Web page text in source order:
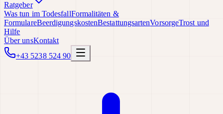
Ratgeber
Was tun im TodesfallFormalitäten &
FormulareBeerdigungskostenBestattungsartenVorsorgeTrost und
Hilfe
Über unsKontakt
+43 5238 524 90